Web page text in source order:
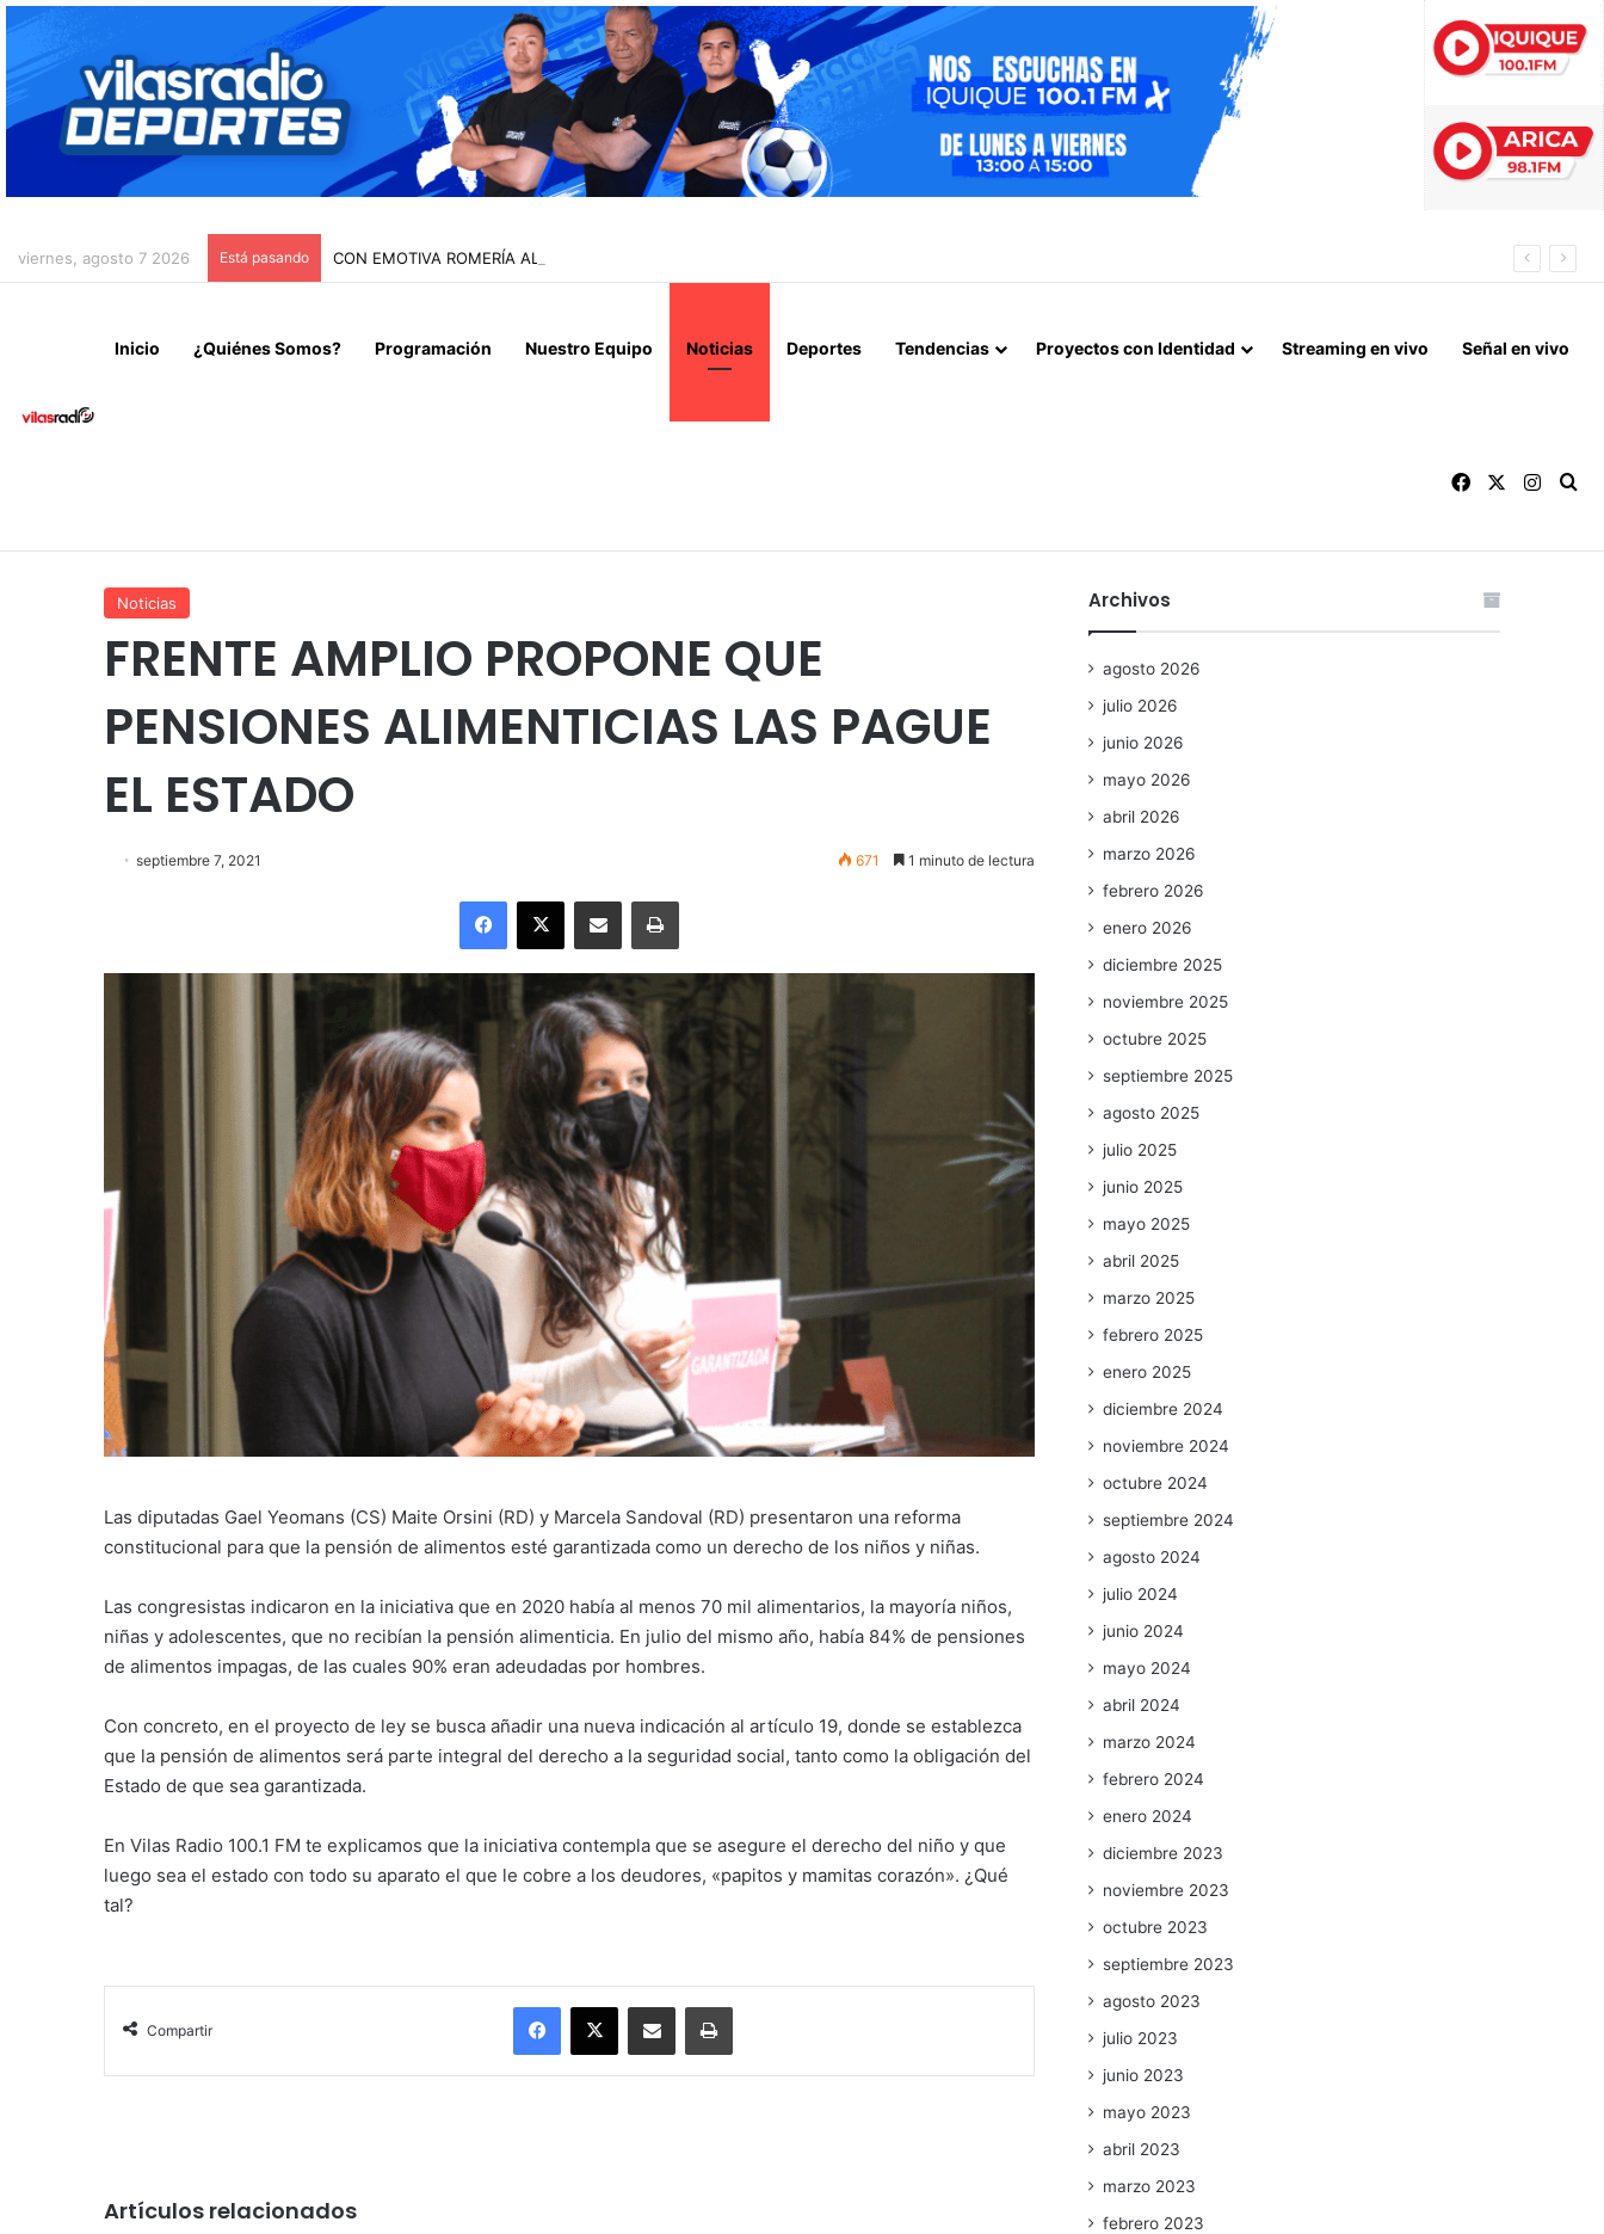
viernes, agosto 7 2026 Está pasando CON EMOTIVA ROMERÍA AL CEMENTERIO REMEMORAN A LOS DIFUNTOS EN LA FIESTA DE SAN LORENZO
Inicio ¿Quiénes Somos? Programación Nuestro Equipo Noticias Deportes Tendencias Proyectos con Identidad Streaming en vivo Señal en vivo
Facebook
Noticias
FRENTE AMPLIO PROPONE QUE
PENSIONES ALIMENTICIAS LAS PAGUE
EL ESTADO
septiembre 7, 2021 671 1 minuto de lectura
Facebook
X Enviar vía email Imprimir
Las diputadas Gael Yeomans (CS) Maite Orsini (RD) y Marcela Sandoval (RD) presentaron una reforma
constitucional para que la pensión de alimentos esté garantizada como un derecho de los niños y niñas.
Las congresistas indicaron en la iniciativa que en 2020 había al menos 70 mil alimentarios, la mayoría niños,
niñas y adolescentes, que no recibían la pensión alimenticia. En julio del mismo año, había 84% de pensiones
de alimentos impagas, de las cuales 90% eran adeudadas por hombres.
Con concreto, en el proyecto de ley se busca añadir una nueva indicación al artículo 19, donde se establezca
que la pensión de alimentos será parte integral del derecho a la seguridad social, tanto como la obligación del
Estado de que sea garantizada.
En Vilas Radio 100.1 FM te explicamos que la iniciativa contempla que se asegure el derecho del niño y que
luego sea el estado con todo su aparato el que le cobre a los deudores, «papitos y mamitas corazón». ¿Qué
tal?
Compartir
Facebook
X Enviar vía email Imprimir
Artículos relacionados
Archivos
agosto 2026
julio 2026
junio 2026
mayo 2026
abril 2026
marzo 2026
febrero 2026
enero 2026
diciembre 2025
noviembre 2025
octubre 2025
septiembre 2025
agosto 2025
julio 2025
junio 2025
mayo 2025
abril 2025
marzo 2025
febrero 2025
enero 2025
diciembre 2024
noviembre 2024
octubre 2024
septiembre 2024
agosto 2024
julio 2024
junio 2024
mayo 2024
abril 2024
marzo 2024
febrero 2024
enero 2024
diciembre 2023
noviembre 2023
octubre 2023
septiembre 2023
agosto 2023
julio 2023
junio 2023
mayo 2023
abril 2023
marzo 2023
febrero 2023